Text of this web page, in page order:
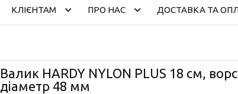
КЛІЄНТАМ ПРО НАС ДОСТАВКА ТА
Валик HARDY NYLON PLUS 18 см,
діаметр 48 мм